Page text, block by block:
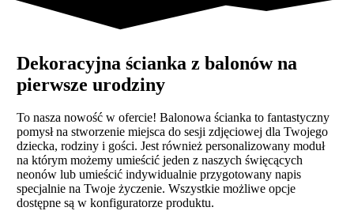
Dekoracyjna ścianka z balonów na
pierwsze urodziny
To nasza nowość w ofercie! Balonowa ścianka to fantastyczny
pomysł na stworzenie miejsca do sesji zdjęciowej dla Twojego
dziecka, rodziny i gości. Jest również personalizowany moduł
na którym możemy umieścić jeden z naszych święcących
neonów lub umieścić indywidualnie przygotowany napis
specjalnie na Twoje życzenie. Wszystkie możliwe opcje
dostępne są w konfiguratorze produktu.